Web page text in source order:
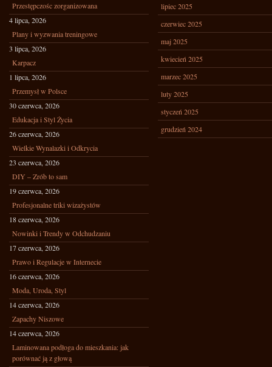
Przestępczośc zorganizowana
4 lipca, 2026
Plany i wyzwania treningowe
3 lipca, 2026
Karpacz
1 lipca, 2026
Przemysł w Polsce
30 czerwca, 2026
Edukacja i Styl Życia
26 czerwca, 2026
Wielkie Wynalazki i Odkrycia
23 czerwca, 2026
DIY – Zrób to sam
19 czerwca, 2026
Profesjonalne triki wizażystów
18 czerwca, 2026
Nowinki i Trendy w Odchudzaniu
17 czerwca, 2026
Prawo i Regulacje w Internecie
16 czerwca, 2026
Moda, Uroda, Styl
14 czerwca, 2026
Zapachy Niszowe
14 czerwca, 2026
Laminowana podłoga do mieszkania: jak
porównać ją z głową
lipiec 2025
czerwiec 2025
maj 2025
kwiecień 2025
marzec 2025
luty 2025
styczeń 2025
grudzień 2024